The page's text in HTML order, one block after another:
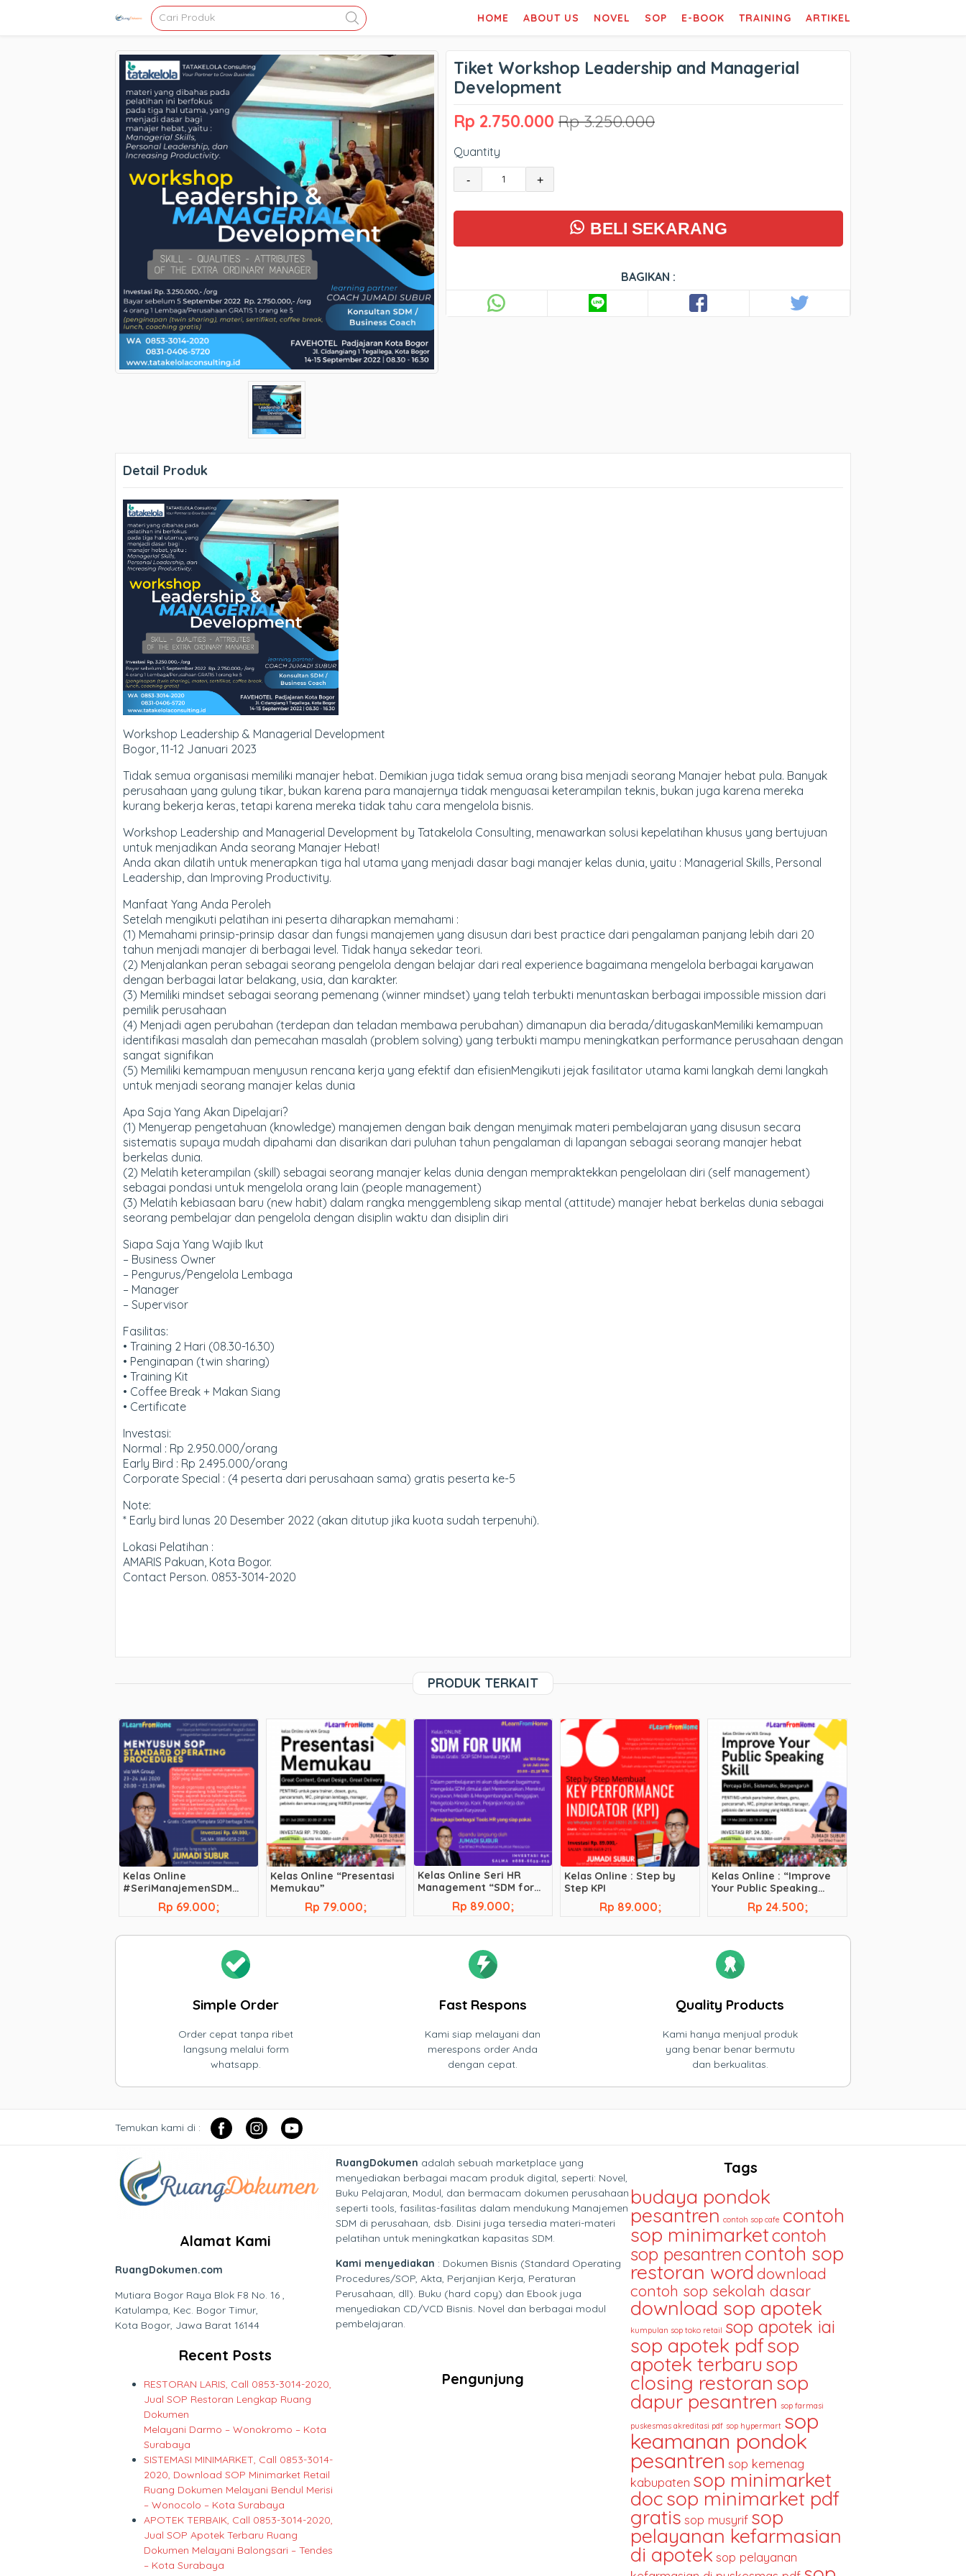
HOME ABOUT US NOVEL SOP E-BOOK TRAINING ARTIKEL
Tiket Workshop Leadership and Managerial
Development
Rp 2.750.000 Rp 3.250.000
Quantity
- +
BELI SEKARANG
BAGIKAN :
Detail Produk
Workshop Leadership & Managerial Development
Bogor, 11-12 Januari 2023
Tidak semua organisasi memiliki manajer hebat. Demikian juga tidak semua orang bisa menjadi seorang Manajer hebat pula. Banyak
perusahaan yang gulung tikar, bukan karena para manajernya tidak menguasai keterampilan teknis, bukan juga karena mereka
kurang bekerja keras, tetapi karena mereka tidak tahu cara mengelola bisnis.
Workshop Leadership and Managerial Development by Tatakelola Consulting, menawarkan solusi kepelatihan khusus yang bertujuan
untuk menjadikan Anda seorang Manajer Hebat!
Anda akan dilatih untuk menerapkan tiga hal utama yang menjadi dasar bagi manajer kelas dunia, yaitu : Managerial Skills, Personal
Leadership, dan Improving Productivity.
Manfaat Yang Anda Peroleh
Setelah mengikuti pelatihan ini peserta diharapkan memahami :
(1) Memahami prinsip-prinsip dasar dan fungsi manajemen yang disusun dari best practice dari pengalaman panjang lebih dari 20
tahun menjadi manajer di berbagai level. Tidak hanya sekedar teori.
(2) Menjalankan peran sebagai seorang pengelola dengan belajar dari real experience bagaimana mengelola berbagai karyawan
dengan berbagai latar belakang, usia, dan karakter.
(3) Memiliki mindset sebagai seorang pemenang (winner mindset) yang telah terbukti menuntaskan berbagai impossible mission dari
pemilik perusahaan
(4) Menjadi agen perubahan (terdepan dan teladan membawa perubahan) dimanapun dia berada/ditugaskanMemiliki kemampuan
identifikasi masalah dan pemecahan masalah (problem solving) yang terbukti mampu meningkatkan performance perusahaan dengan
sangat signifikan
(5) Memiliki kemampuan menyusun rencana kerja yang efektif dan efisienMengikuti jejak fasilitator utama kami langkah demi langkah
untuk menjadi seorang manajer kelas dunia
Apa Saja Yang Akan Dipelajari?
(1) Menyerap pengetahuan (knowledge) manajemen dengan baik dengan menyimak materi pembelajaran yang disusun secara
sistematis supaya mudah dipahami dan disarikan dari puluhan tahun pengalaman di lapangan sebagai seorang manajer hebat
berkelas dunia.
(2) Melatih keterampilan (skill) sebagai seorang manajer kelas dunia dengan mempraktekkan pengelolaan diri (self management)
sebagai pondasi untuk mengelola orang lain (people management)
(3) Melatih kebiasaan baru (new habit) dalam rangka menggembleng sikap mental (attitude) manajer hebat berkelas dunia sebagai
seorang pembelajar dan pengelola dengan disiplin waktu dan disiplin diri
Siapa Saja Yang Wajib Ikut
– Business Owner
– Pengurus/Pengelola Lembaga
– Manager
– Supervisor
Fasilitas:
• Training 2 Hari (08.30-16.30)
• Penginapan (twin sharing)
• Training Kit
• Coffee Break + Makan Siang
• Certificate
Investasi:
Normal : Rp 2.950.000/orang
Early Bird : Rp 2.495.000/orang
Corporate Special : (4 peserta dari perusahaan sama) gratis peserta ke-5
Note:
* Early bird lunas 20 Desember 2022 (akan ditutup jika kuota sudah terpenuhi).
Lokasi Pelatihan :
AMARIS Pakuan, Kota Bogor.
Contact Person. 0853-3014-2020
PRODUK TERKAIT
Kelas Online
#SeriManajemenSDM
“Cara Mudah Menyusun
Rp 69.000;
Kelas Online “Presentasi
Memukau”
Rp 79.000;
Kelas Online Seri HR
Management “SDM for
Rp 89.000;
Kelas Online : Step by
Step KPI
Rp 89.000;
Kelas Online : “Improve
Your Public Speaking
Rp 24.500;
Simple Order
Order cepat tanpa ribet
langsung melalui form
whatsapp.
Fast Respons
Kami siap melayani dan
merespons order Anda
dengan cepat.
Quality Products
Kami hanya menjual produk
yang benar benar bermutu
dan berkualitas.
Temukan kami di :
Alamat Kami
RuangDokumen.com
Mutiara Bogor Raya Blok F8 No. 16 ,
Katulampa, Kec. Bogor Timur,
Kota Bogor, Jawa Barat 16144
Recent Posts
RESTORAN LARIS, Call 0853-3014-2020,
Jual SOP Restoran Lengkap Ruang
Dokumen
Melayani Darmo – Wonokromo – Kota
Surabaya
SISTEMASI MINIMARKET, Call 0853-3014-
2020, Download SOP Minimarket Retail
Ruang Dokumen Melayani Bendul Merisi
– Wonocolo – Kota Surabaya
APOTEK TERBAIK, Call 0853-3014-2020,
Jual SOP Apotek Terbaru Ruang
Dokumen Melayani Balongsari – Tendes
– Kota Surabaya
RuangDokumen adalah sebuah marketplace yang
menyediakan berbagai macam produk digital, seperti: Novel,
Buku Pelajaran, Modul, dan bermacam dokumen perusahaan
seperti tools, fasilitas-fasilitas dalam mendukung Manajemen
SDM di perusahaan, dsb. Disini juga tersedia materi-materi
pelatihan untuk meningkatkan kapasitas SDM.
Kami menyediakan : Dokumen Bisnis (Standard Operating
Procedures/SOP, Akta, Perjanjian Kerja, Peraturan
Perusahaan, dll). Buku (hard copy) dan Ebook juga
menyediakan CD/VCD Bisnis. Novel dan berbagai modul
pembelajaran.
Pengunjung
Tags
budaya pondok
pesantren contoh sop cafe contoh
sop minimarketcontoh
sop pesantren contoh sop
restoran word download
contoh sop sekolah dasar
download sop apotek
kumpulan sop toko retail sop apotek iai
sop apotek pdfsop
apotek terbaru sop
closing restoran sop
dapur pesantren sop farmasi
puskesmas akreditasi pdf sop hypermart sop
keamanan pondok
pesantren sop kemenag
kabupaten sop minimarket
docsop minimarket pdf
gratis sop musyrif sop
pelayanan kefarmasian
di apotek sop pelayanan